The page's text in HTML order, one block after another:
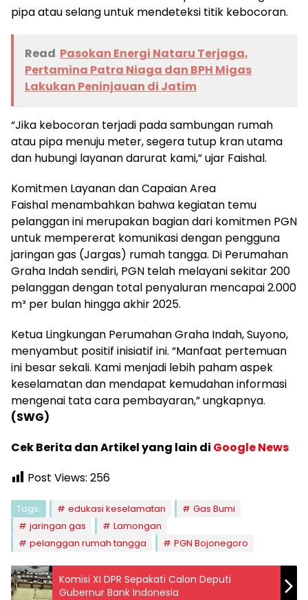
pipa atau selang untuk mendeteksi titik kebocoran.
Read Pasokan Energi Nataru Terjaga,
Pertamina Patra Niaga dan BPH Migas
Lakukan Peninjauan di Jatim
“Jika kebocoran terjadi pada sambungan rumah
atau pipa menuju meter, segera tutup kran utama
dan hubungi layanan darurat kami,” ujar Faishal.
Komitmen Layanan dan Capaian Area
Faishal menambahkan bahwa kegiatan temu
pelanggan ini merupakan bagian dari komitmen PGN
untuk mempererat komunikasi dengan pengguna
jaringan gas (Jargas) rumah tangga. Di Perumahan
Graha Indah sendiri, PGN telah melayani sekitar 200
pelanggan dengan total penyaluran mencapai 2.000
m³ per bulan hingga akhir 2025.
Ketua Lingkungan Perumahan Graha Indah, Suyono,
menyambut positif inisiatif ini. “Manfaat pertemuan
ini besar sekali. Kami menjadi lebih paham aspek
keselamatan dan mendapat kemudahan informasi
mengenai tata cara pembayaran,” ungkapnya.
(SWG)
Cek Berita dan Artikel yang lain di Google News
Post Views: 256
Tags: edukasi keselamatan
Gas Bumi
jaringan gas
Lamongan
pelanggan rumah tangga
PGN Bojonegoro
Komisi XI DPR Sepakati Calon Deputi
Gubernur Bank Indonesia